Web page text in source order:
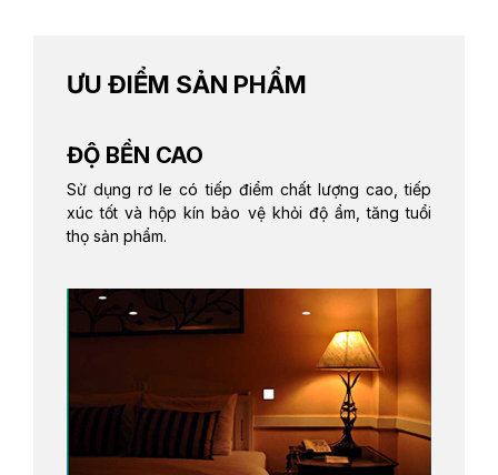
ƯU ĐIỂM SẢN PHẨM
ĐỘ BỀN CAO
Sử dụng rơ le có tiếp điểm chất lượng cao, tiếp
xúc tốt và hộp kín bảo vệ khỏi độ ẩm, tăng tuổi
thọ sản phẩm.